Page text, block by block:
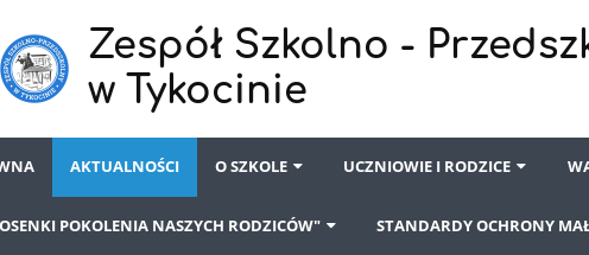
Zespół Szkolno -
w Tykocinie
AKTUALNOŚCI O SZKOLE UCZNIOWIE I RODZICE
POKOLENIA NASZYCH RODZICÓW" STANDARDY OCHRONY